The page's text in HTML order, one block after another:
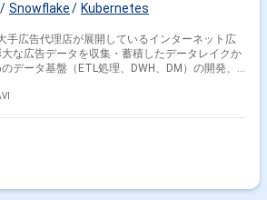
Snowflake Kubernetes
手広告代理店が展開しているインターネット広
な広告データを収集・蓄積したデータレイクか
データ基盤（ETL処理、DWH、DM）の開発、
毎日数10億単位のレコードを蓄積しているた
在籍しており、複数のチームに分かれて開発を進